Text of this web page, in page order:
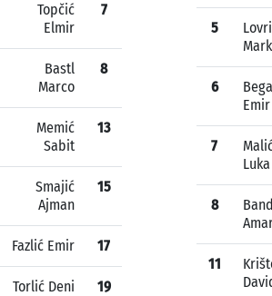
Topčić
Elmir
7
Bastl
Marco
8
Memić
Sabit
13
Smajić
Ajman
15
Fazlić Emir 17
Torlić Deni 19
5
6
Emir
7
Luka
8
11